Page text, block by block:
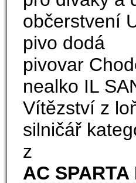
občerstvení
pivo dodá
pivovar
nealko IL
Vítězství z
silničář
z
AC SPARTA